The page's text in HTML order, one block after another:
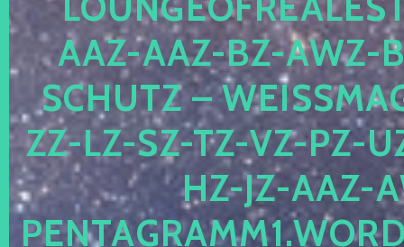
AZ-AAZ-BZ-AWZ-
CHUTZ –
-LZ-SZ-TZ-VZ-PZ-UZ-
-JZ-AAZ-